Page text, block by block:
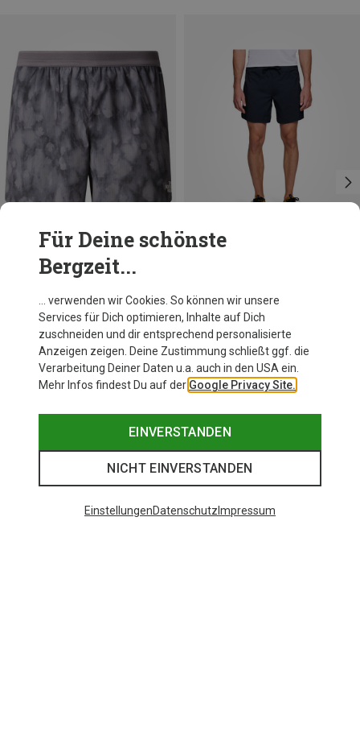
Du sparst 34%
Für Deine schönste
Bergzeit...
… verwenden wir Cookies. So können wir unsere
Services für Dich optimieren, Inhalte auf Dich
zuschneiden und dir entsprechend personalisierte
Anzeigen zeigen. Deine Zustimmung schließt ggf. die
Verarbeitung Deiner Daten u.a. auch in den USA ein.
Mehr Infos findest Du auf der Google Privacy Site.
EINVERSTANDEN
NICHT EINVERSTANDEN
EinstellungenDatenschutz Impressum